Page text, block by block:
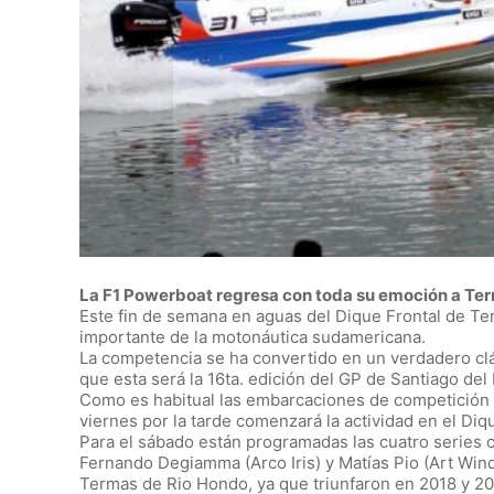
La F1 Powerboat regresa con toda su emoción a
Este fin de semana en aguas del Dique Frontal de
importante de la motonáutica sudamericana.
La competencia se ha convertido en un verdadero
que esta será la 16ta. edición del GP de Santiago del
Como es habitual las embarcaciones de
viernes por la tarde comenzará la actividad en el
Para el sábado están programadas las cuatro
Fernando Degiamma (Arco Iris) y Matías Pio (Art
Termas de Rio Hondo, ya que triunfaron en 2018 y